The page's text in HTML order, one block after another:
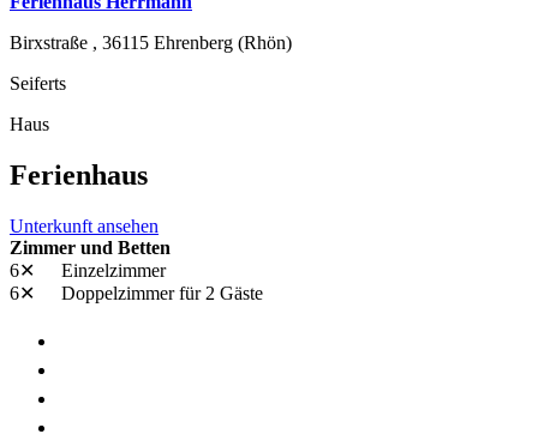
Birxstraße , 36115 Ehrenberg (Rhön)
Seiferts
Haus
Ferienhaus
Unterkunft ansehen
Zimmer und Betten
6✕
Einzelzimmer
6✕
Doppelzimmerfür 2 Gäste